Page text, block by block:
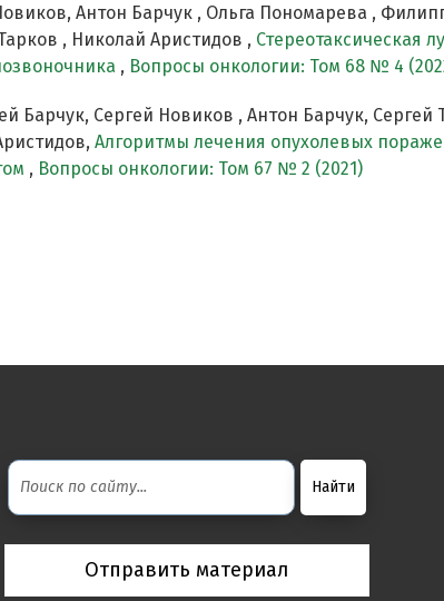
Антон Барчук , Ольга Пономарева ,
, Николай Аристидов , Стереотаксическая
, Вопросы онкологии: Том 68 № 4
Барчук, Сергей Новиков , Антон Барчук,
Алгоритмы лечения опухолевых
, Вопросы онкологии: Том 67 № 2 (2021)
Отправить материал